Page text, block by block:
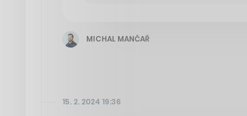
MICHAL MANČAŘ
15. 2. 2024 19:36